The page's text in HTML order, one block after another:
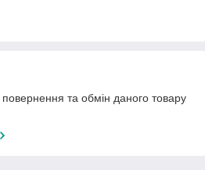
та обмін даного товару